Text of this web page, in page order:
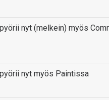
nyt (melkein) myös
nyt myös Paintissa